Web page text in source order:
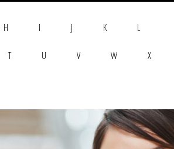
H I J K L
T U V W X